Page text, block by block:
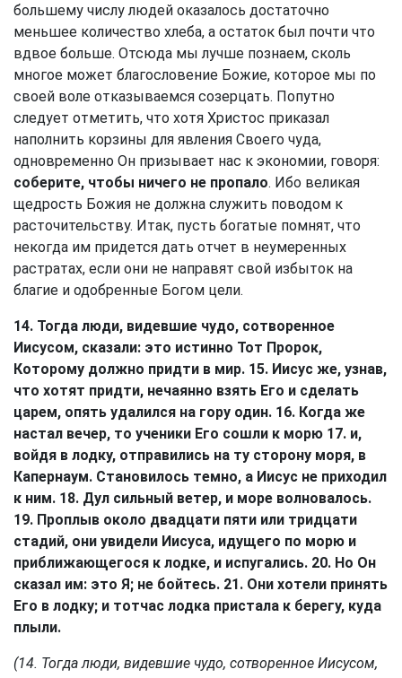
большему числу людей оказалось достаточно
меньшее количество хлеба, а остаток был почти что
вдвое больше. Отсюда мы лучше познаем, сколь
многое может благословение Божие, которое мы по
своей воле отказываемся созерцать. Попутно
следует отметить, что хотя Христос приказал
наполнить корзины для явления Своего чуда,
одновременно Он призывает нас к экономии, говоря:
соберите, чтобы ничего не пропало. Ибо великая
щедрость Божия не должна служить поводом к
расточительству. Итак, пусть богатые помнят, что
некогда им придется дать отчет в неумеренных
растратах, если они не направят свой избыток на
благие и одобренные Богом цели.
14. Тогда люди, видевшие чудо, сотворенное
Иисусом, сказали: это истинно Тот Пророк,
Которому должно придти в мир. 15. Иисус же, узнав,
что хотят придти, нечаянно взять Его и сделать
царем, опять удалился на гору один. 16. Когда же
настал вечер, то ученики Его сошли к морю 17. и,
войдя в лодку, отправились на ту сторону моря, в
Капернаум. Становилось темно, а Иисус не приходил
к ним. 18. Дул сильный ветер, и море волновалось.
19. Проплыв около двадцати пяти или тридцати
стадий, они увидели Иисуса, идущего по морю и
приближающегося к лодке, и испугались. 20. Но Он
сказал им: это Я; не бойтесь. 21. Они хотели принять
Его в лодку; и тотчас лодка пристала к берегу, куда
плыли.
(14. Тогда люди, видевшие чудо, сотворенное Иисусом,